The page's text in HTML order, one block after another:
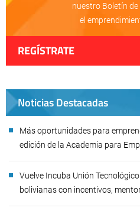
nuestro Boletín
el
REGÍSTRATE
Noticias Destacadas
Más oportunidades para
edición de la Academia para
Vuelve Incuba Unión
bolivianas con incentivos,